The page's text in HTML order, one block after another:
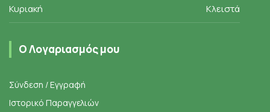
Κυριακή Κλειστά
Ο Λογαριασμός μου
Σύνδεση / Εγγραφή
Ιστορικό Παραγγελιών